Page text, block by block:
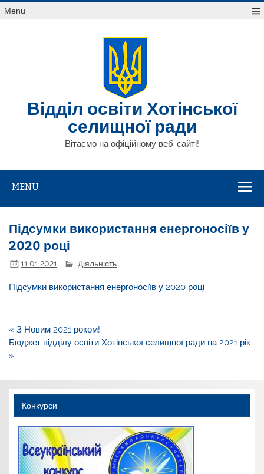
Skip
toMenu
Відділ освіти Хотінської
селищної ради
Вітаємо на офіційному веб-сайті!
MENU
Підсумки використання енергоносіїв у
2020 році
11.01.2021 Діяльність
Підсумки використання енергоносіїв у 2020 році
Навігація
записів
« З Новим 2021 роком!
Бюджет відділу освіти Хотінської селищної ради на 2021 рік
»
Конкурси